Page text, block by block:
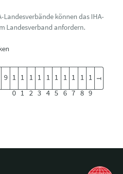
können das IHA-
Landesverband anfordern.
9 1
0
1
1
1
2
1
3
1
4
1
5
1
6
1
7
1
8
1
9